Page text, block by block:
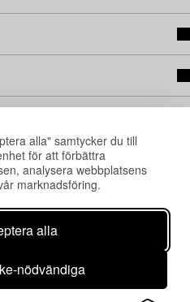
alla" samtycker du till
för att förbättra
analysera webbplatsens
marknadsföring.
alla
nödvändiga
tittat på